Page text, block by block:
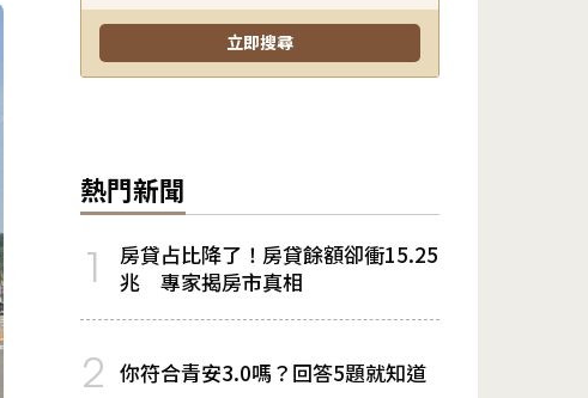
熱門新聞
1
房貸占比降了！房貸餘額卻衝15.25
兆 專家揭房市真相
2 你符合青安3.0嗎？回答5題就知道